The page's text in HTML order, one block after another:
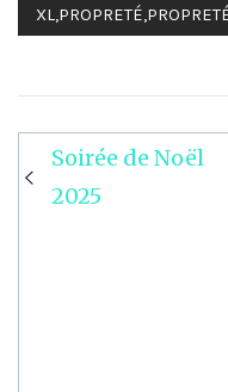
XL,PROPRETÉ,
Navigation
de
Soirée de Noël
2025